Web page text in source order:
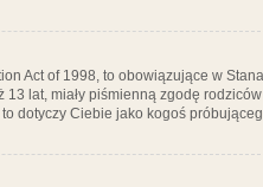
Act of 1998, to obowiązujące w
lat, miały piśmienną zgodę
dotyczy Ciebie jako kogoś